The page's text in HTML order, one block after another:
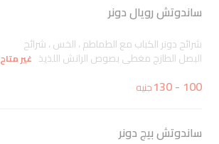
ساندوتش رويال دونر
شرائح دونر الكباب مع الطماطم ، الخس ، شرائح
البصل الطازج مغطى بصوص الرانش اللذيذ غير متاح
100 - 130 جنيه
ساندوتش بيج دونر